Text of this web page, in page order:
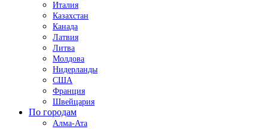
Италия
Казахстан
Канада
Латвия
Литва
Молдова
Нидерланды
США
Франция
Швейцария
По городам
Алма-Ата